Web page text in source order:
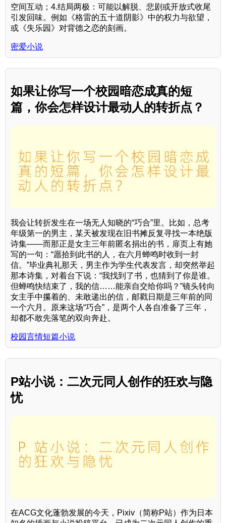
空间互动；4.结局两极：可能以解脱、悲剧或开放式收尾
引发回味。例如《格雷的五十道阴影》中的权力与欲望，
或《失乐园》对背德之恋的刻画。
密爱小说
如果让你写一个校园暗恋成真的短
篇，你会怎样设计最动人的转折点？
我会让转折发生在一场无人知晓的“巧合”里。比如，总考
年级第一的男主，某天被发现在旧书摊反复寻找一本绝版
诗集——而那正是女主三年前匿名捐出的书，扉页上有她
写的一句：“愿拾到此书的人，在六月蝉鸣时收到一封
信。”毕业典礼那天，男主作为学生代表发言，却突然举起
那本诗集，对着台下说：“我找到了书，也猜到了你是谁。
但蝉鸣快结束了，我的信……能亲自交给你吗？”镜头转向
女主手中攥着的、未敢递出的信，邮戳日期是三年前的同
一个六月。原来这场“巧合”，是两个人各自准备了三年，
却都不敢先落笔的双向奔赴。
校园言情短篇小说
P站小说：二次元同人创作的狂欢与隐
忧
在ACG文化蓬勃发展的今天，Pixiv（简称P站）作为日本